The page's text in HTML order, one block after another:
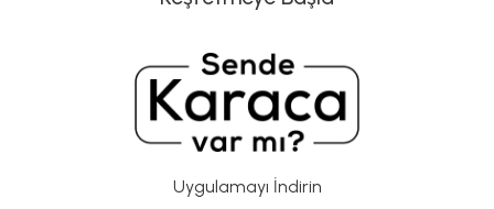
Uygulamayı İndirin